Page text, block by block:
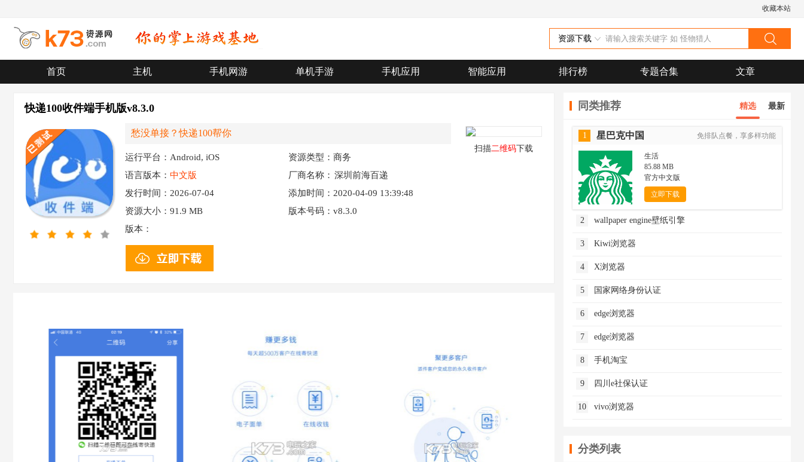
收藏本站
资源下载
首页 主机 手机网游 单机手游 手机应用 智能应用 排行榜 专题合集 文章
快递100收件端手机版v8.3.0
愁没单接？快递100帮你
运行平台：Android, iOS
资源类型：商务
语言版本： 中文版 厂商名称： 深圳前海百递
网络有限公司
发行时间：2026-07-04
添加时间：2020-04-09 13:39:48
资源大小： 91.9 MB
版本号码：v8.3.0
版本：
扫描二维码下载
同类推荐 精选 最新
1 星巴克中国 免排队点餐，享多样功能
生活
85.88 MB
官方中文版
立即下载
2 wallpaper engine壁纸引擎
3 Kiwi浏览器
4 X浏览器
5 国家网络身份认证
6 edge浏览器
7 edge浏览器
8 手机淘宝
9 四川e社保认证
10 vivo浏览器
分类列表